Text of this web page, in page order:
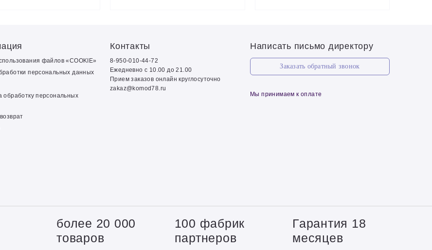
файлов «COOKIE»
персональных данных
обработку персональных
Контакты
8-950-010-44-72
Ежедневно с 10.00 до 21.00
Прием заказов онлайн круглосуточно
zakaz@komod78.ru
Написать письмо директору
Заказать обратный звонок
Мы принимаем к оплате
более 20 000
товаров
100 фабрик
партнеров
Гарантия 18
месяцев